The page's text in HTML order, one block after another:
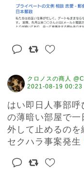
クロノスの商人
2021-08-19 00:23
はい即日人事部
の薄暗い部屋で一
外して止めるのを
セクハラ事案発生